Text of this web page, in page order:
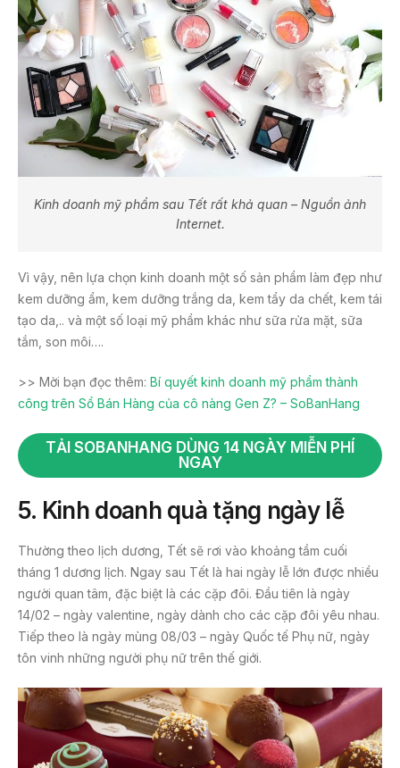
Kinh doanh mỹ phẩm sau Tết rất khả quan – Nguồn ảnh
Internet.
Vì vậy, nên lựa chọn kinh doanh một số sản phẩm làm đẹp như
kem dưỡng ẩm, kem dưỡng trắng da, kem tẩy da chết, kem tái
tạo da,.. và một số loại mỹ phẩm khác như sữa rửa mặt, sữa
tắm, son môi….
>> Mời bạn đọc thêm: Bí quyết kinh doanh mỹ phẩm thành
công trên Sổ Bán Hàng của cô nàng Gen Z? – SoBanHang
TẢI SOBANHANG DÙNG 14 NGÀY MIỄN PHÍ
NGAY
5. Kinh doanh quà tặng ngày lễ
Thường theo lịch dương, Tết sẽ rơi vào khoảng tầm cuối
tháng 1 dương lịch. Ngay sau Tết là hai ngày lễ lớn được nhiều
người quan tâm, đặc biệt là các cặp đôi. Đầu tiên là ngày
14/02 – ngày valentine, ngày dành cho các cặp đôi yêu nhau.
Tiếp theo là ngày mùng 08/03 – ngày Quốc tế Phụ nữ, ngày
tôn vinh những người phụ nữ trên thế giới.